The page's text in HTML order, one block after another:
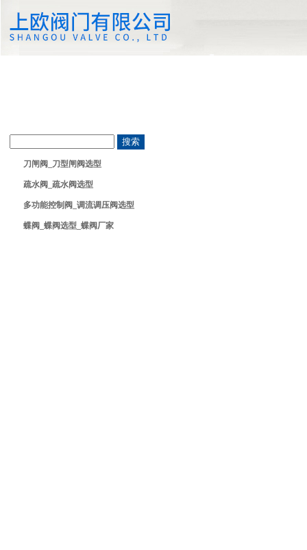
刀闸阀_刀型闸阀选型
疏水阀_疏水阀选型
多功能控制阀_调流调压阀选型
蝶阀_蝶阀选型_蝶阀厂家